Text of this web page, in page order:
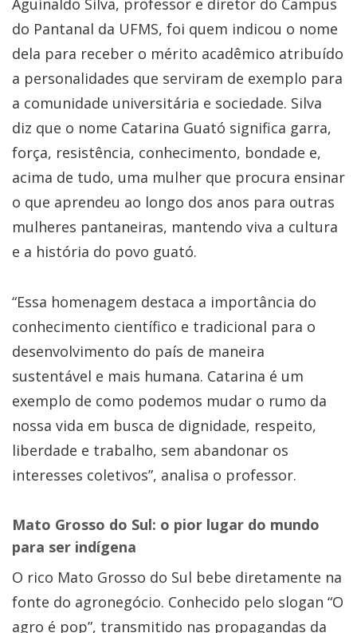
Aguinaldo Silva, professor e diretor do Campus
do Pantanal da UFMS, foi quem indicou o nome
dela para receber o mérito acadêmico atribuído
a personalidades que serviram de exemplo para
a comunidade universitária e sociedade. Silva
diz que o nome Catarina Guató significa garra,
força, resistência, conhecimento, bondade e,
acima de tudo, uma mulher que procura ensinar
o que aprendeu ao longo dos anos para outras
mulheres pantaneiras, mantendo viva a cultura
e a história do povo guató.
“Essa homenagem destaca a importância do
conhecimento científico e tradicional para o
desenvolvimento do país de maneira
sustentável e mais humana. Catarina é um
exemplo de como podemos mudar o rumo da
nossa vida em busca de dignidade, respeito,
liberdade e trabalho, sem abandonar os
interesses coletivos”, analisa o professor.
Mato Grosso do Sul: o pior lugar do mundo
para ser indígena
O rico Mato Grosso do Sul bebe diretamente na
fonte do agronegócio. Conhecido pelo slogan “O
agro é pop”, transmitido nas propagandas da